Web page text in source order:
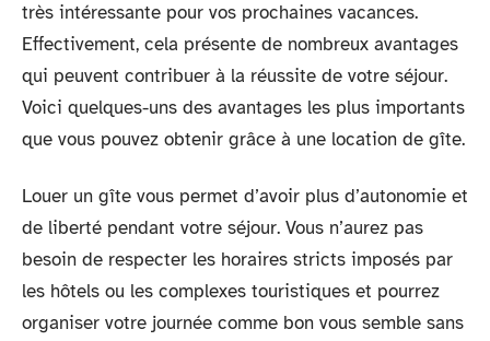
très intéressante pour vos prochaines vacances.
Effectivement, cela présente de nombreux avantages
qui peuvent contribuer à la réussite de votre séjour.
Voici quelques-uns des avantages les plus importants
que vous pouvez obtenir grâce à une location de gîte.
Louer un gîte vous permet d’avoir plus d’autonomie et
de liberté pendant votre séjour. Vous n’aurez pas
besoin de respecter les horaires stricts imposés par
les hôtels ou les complexes touristiques et pourrez
organiser votre journée comme bon vous semble sans